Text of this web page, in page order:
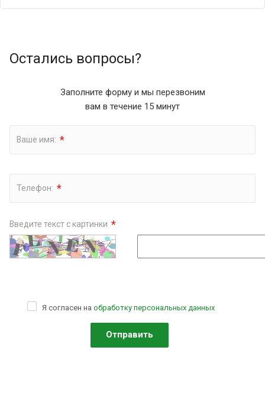
Остались вопросы?
Заполните форму и мы перезвоним
вам в течение 15 минут
Ваше имя: *
Телефон: *
Введите текст с картинки *
Я согласен на обработку персональных данных